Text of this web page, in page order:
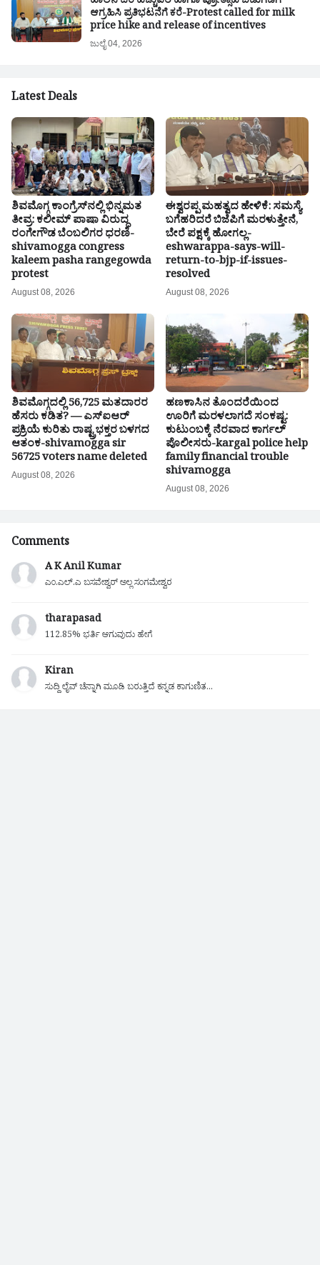
ಆಗ್ರಹಿಸಿ ಪ್ರತಿಭಟನೆಗೆ ಕರೆ-Protest called for milk
price hike and release of incentives
ಜುಲೈ 04, 2026
Latest Deals
ಶಿವಮೊಗ್ಗ ಕಾಂಗ್ರೆಸ್‌ನಲ್ಲಿ ಭಿನ್ನಮತ
ತೀವ್ರ: ಕಲೀಮ್ ಪಾಷಾ ವಿರುದ್ಧ
ರಂಗೇಗೌಡ ಬೆಂಬಲಿಗರ ಧರಣಿ-
shivamogga congress
kaleem pasha rangegowda
protest
August 08, 2026
ಈಶ್ವರಪ್ಪ ಮಹತ್ವದ ಹೇಳಿಕೆ: ಸಮಸ್ಯೆ
ಬಗೆಹರಿದರೆ ಬಿಜೆಪಿಗೆ ಮರಳುತ್ತೇನೆ,
ಬೇರೆ ಪಕ್ಷಕ್ಕೆ ಹೋಗಲ್ಲ-
eshwarappa-says-will-
return-to-bjp-if-issues-
resolved
August 08, 2026
ಶಿವಮೊಗ್ಗದಲ್ಲಿ 56,725 ಮತದಾರರ
ಹೆಸರು ಕಡಿತ? — ಎಸ್‌ಐಆರ್‌
ಪ್ರಕ್ರಿಯೆ ಕುರಿತು ರಾಷ್ಟ್ರಭಕ್ತರ ಬಳಗದ
ಆತಂಕ-shivamogga sir
56725 voters name deleted
August 08, 2026
ಹಣಕಾಸಿನ ತೊಂದರೆಯಿಂದ
ಊರಿಗೆ ಮರಳಲಾಗದೆ ಸಂಕಷ್ಟ:
ಕುಟುಂಬಕ್ಕೆ ನೆರವಾದ ಕಾರ್ಗಲ್
ಪೊಲೀಸರು-kargal police help
family financial trouble
shivamogga
August 08, 2026
Comments
A K Anil Kumar
ಎಂ.ಎಲ್.ಎ ಬಸವೇಶ್ವರ್ ಅಲ್ಲ ಸಂಗಮೇಶ್ವರ
tharapasad
112.85% ಭರ್ತಿ ಆಗುವುದು ಹೇಗೆ
Kiran
ಸುದ್ದಿ ಲೈವ್ ಚೆನ್ನಾಗಿ ಮೂಡಿ ಬರುತ್ತಿದೆ ಕನ್ನಡ ಕಾಗುಣಿತ...